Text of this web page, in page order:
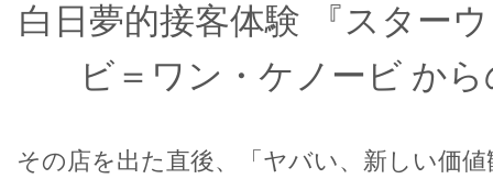
白日夢的接客体験 『スター
ビ＝ワン・ケノービ か
その店を出た直後、「ヤバい、新しい価